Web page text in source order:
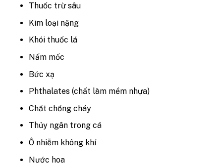
Thuốc trừ sâu
Kim loại nặng
Khói thuốc lá
Nấm mốc
Bức xạ
Phthalates (chất làm mềm nhựa)
Chất chống cháy
Thủy ngân trong cá
Ô nhiễm không khí
Nước hoa